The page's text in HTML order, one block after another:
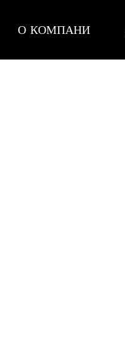
О КОМПАНИ